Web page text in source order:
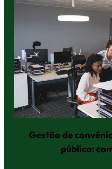
Gestão de
pública: